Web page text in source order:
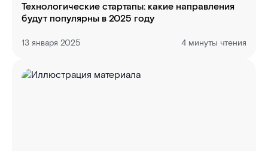
Технологические стартапы: какие направления
будут популярны в 2025 году
13 января 2025 4 минуты чтения